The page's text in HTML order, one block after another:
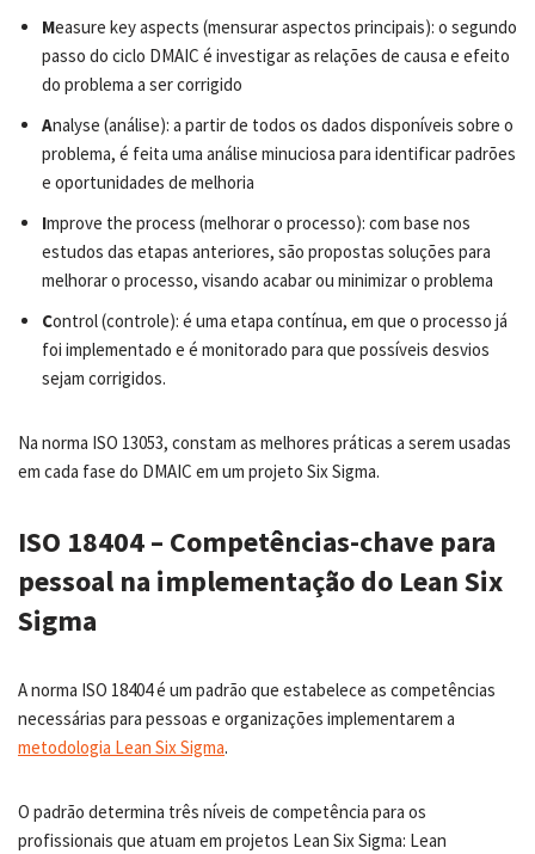
Measure key aspects (mensurar aspectos principais): o segundo
passo do ciclo DMAIC é investigar as relações de causa e efeito
do problema a ser corrigido
Analyse (análise): a partir de todos os dados disponíveis sobre o
problema, é feita uma análise minuciosa para identificar padrões
e oportunidades de melhoria
Improve the process (melhorar o processo): com base nos
estudos das etapas anteriores, são propostas soluções para
melhorar o processo, visando acabar ou minimizar o problema
Control (controle): é uma etapa contínua, em que o processo já
foi implementado e é monitorado para que possíveis desvios
sejam corrigidos.
Na norma ISO 13053, constam as melhores práticas a serem usadas
em cada fase do DMAIC em um projeto Six Sigma.
ISO 18404 – Competências-chave para
pessoal na implementação do Lean Six
Sigma
A norma ISO 18404 é um padrão que estabelece as competências
necessárias para pessoas e organizações implementarem a
metodologia Lean Six Sigma.
O padrão determina três níveis de competência para os
profissionais que atuam em projetos Lean Six Sigma: Lean